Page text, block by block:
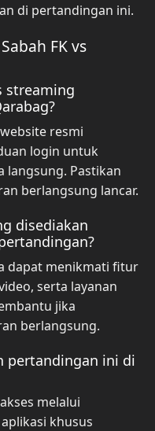
di pertandingan ini.
FK vs
streaming
resmi
login untuk
langsung. Pastikan
berlangsung lancar.
disediakan
dapat menikmati fitur
serta layanan
jika
berlangsung.
pertandingan ini di
melalui
khusus